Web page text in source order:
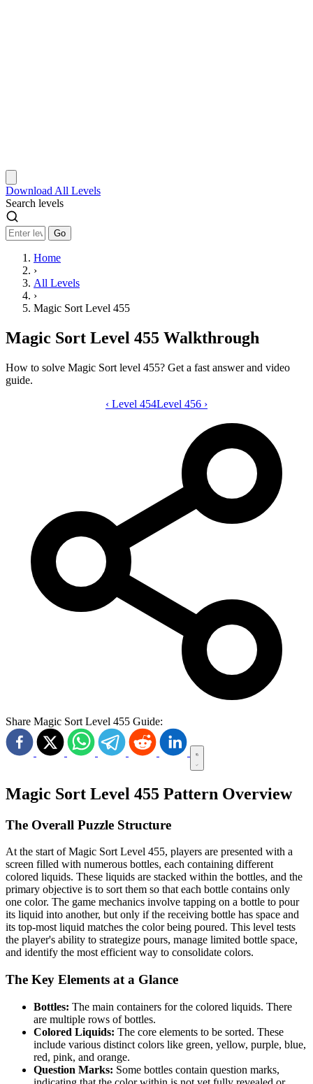
Download All Levels
Search levels
Go
Home
›
All Levels
›
Magic Sort Level 455
Magic Sort Level 455 Walkthrough
How to solve Magic Sort level 455? Get a fast answer and video
guide.
Magic Sort level 455 video guide
‹ Level 454Level 456 ›
Share Magic Sort Level 455 Guide:
Magic Sort Level 455 Pattern Overview
The Overall Puzzle Structure
At the start of Magic Sort Level 455, players are presented with a
screen filled with numerous bottles, each containing different
colored liquids. These liquids are stacked within the bottles, and the
primary objective is to sort them so that each bottle contains only
one color. The game mechanics involve tapping on a bottle to pour
its liquid into another, but only if the receiving bottle has space and
its top-most liquid matches the color being poured. This level tests
the player's ability to strategize pours, manage limited bottle space,
and identify the most efficient way to consolidate colors.
The Key Elements at a Glance
Bottles: The main containers for the colored liquids. There
are multiple rows of bottles.
Colored Liquids: The core elements to be sorted. These
include various distinct colors like green, yellow, purple, blue,
red, pink, and orange.
Question Marks: Some bottles contain question marks,